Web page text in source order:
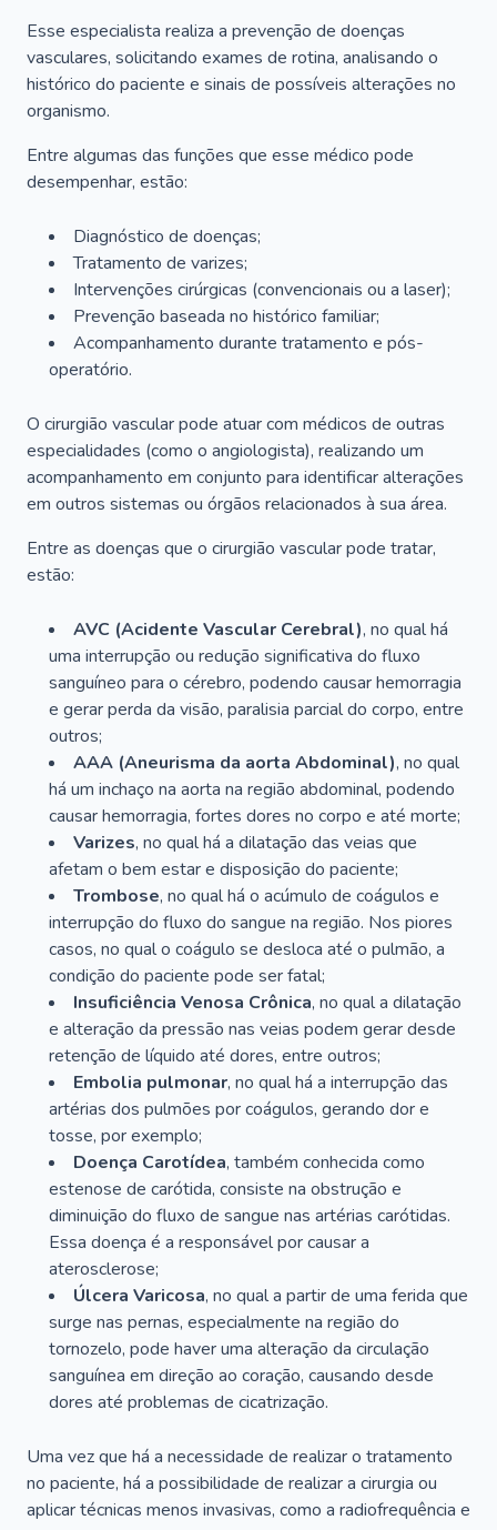
Esse especialista realiza a prevenção de doenças
vasculares, solicitando exames de rotina, analisando o
histórico do paciente e sinais de possíveis alterações no
organismo.
Entre algumas das funções que esse médico pode
desempenhar, estão:
Diagnóstico de doenças;
Tratamento de varizes;
Intervenções cirúrgicas (convencionais ou a laser);
Prevenção baseada no histórico familiar;
Acompanhamento durante tratamento e pós-
operatório.
O cirurgião vascular pode atuar com médicos de outras
especialidades (como o angiologista), realizando um
acompanhamento em conjunto para identificar alterações
em outros sistemas ou órgãos relacionados à sua área.
Entre as doenças que o cirurgião vascular pode tratar,
estão:
AVC (Acidente Vascular Cerebral), no qual há
uma interrupção ou redução significativa do fluxo
sanguíneo para o cérebro, podendo causar hemorragia
e gerar perda da visão, paralisia parcial do corpo, entre
outros;
AAA (Aneurisma da aorta Abdominal), no qual
há um inchaço na aorta na região abdominal, podendo
causar hemorragia, fortes dores no corpo e até morte;
Varizes, no qual há a dilatação das veias que
afetam o bem estar e disposição do paciente;
Trombose, no qual há o acúmulo de coágulos e
interrupção do fluxo do sangue na região. Nos piores
casos, no qual o coágulo se desloca até o pulmão, a
condição do paciente pode ser fatal;
Insuficiência Venosa Crônica, no qual a dilatação
e alteração da pressão nas veias podem gerar desde
retenção de líquido até dores, entre outros;
Embolia pulmonar, no qual há a interrupção das
artérias dos pulmões por coágulos, gerando dor e
tosse, por exemplo;
Doença Carotídea, também conhecida como
estenose de carótida, consiste na obstrução e
diminuição do fluxo de sangue nas artérias carótidas.
Essa doença é a responsável por causar a
aterosclerose;
Úlcera Varicosa, no qual a partir de uma ferida que
surge nas pernas, especialmente na região do
tornozelo, pode haver uma alteração da circulação
sanguínea em direção ao coração, causando desde
dores até problemas de cicatrização.
Uma vez que há a necessidade de realizar o tratamento
no paciente, há a possibilidade de realizar a cirurgia ou
aplicar técnicas menos invasivas, como a radiofrequência e